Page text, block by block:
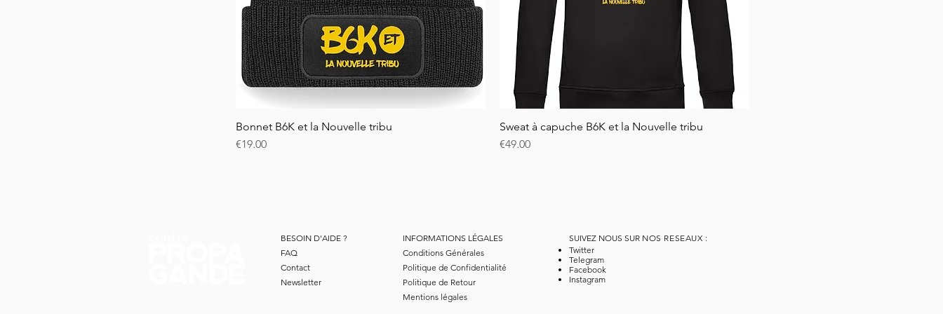
Quick View
Bonnet B6K et la Nouvelle tribu
Price
€19.00
Quick View
Sweat à capuche B6K et la Nouvelle tribu
Price
€49.00
BESOIN D'AIDE ?
FAQ
Contact
Newsletter
INFORMATIONS LÉGALES
Conditions Générales
Politique de Confidentialité
Politique de Retour
Mentions légales
SUIVEZ NOUS SUR NOS RESEAUX :
Twitter
Telegram
Facebook
Instagram